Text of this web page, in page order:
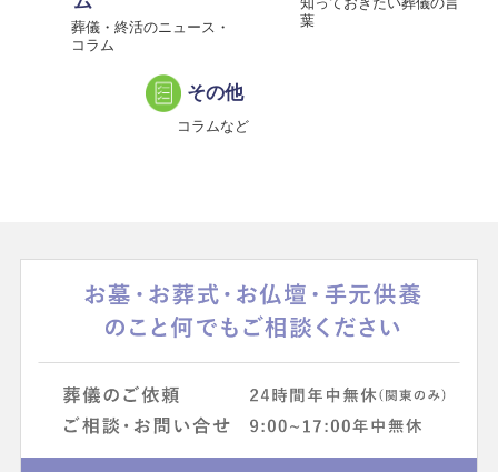
葬儀・終活のニュース・
コラム
葉
その他
コラムなど